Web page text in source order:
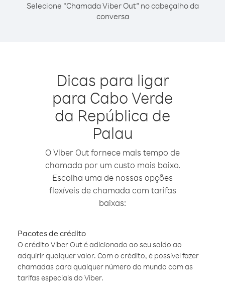
Selecione “Chamada Viber Out” no cabeçalho da
conversa
Dicas para ligar
para Cabo Verde
da República de
Palau
O Viber Out fornece mais tempo de
chamada por um custo mais baixo.
Escolha uma de nossas opções
flexíveis de chamada com tarifas
baixas:
Pacotes de crédito
O crédito Viber Out é adicionado ao seu saldo ao
adquirir qualquer valor. Com o crédito, é possível fazer
chamadas para qualquer número do mundo com as
tarifas especiais do Viber.